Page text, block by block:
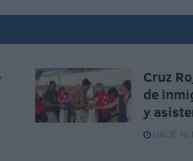
Cruz
de
y
HACE 10